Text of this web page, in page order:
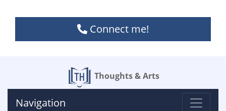
Connect me!
Thoughts & Arts
Navigation